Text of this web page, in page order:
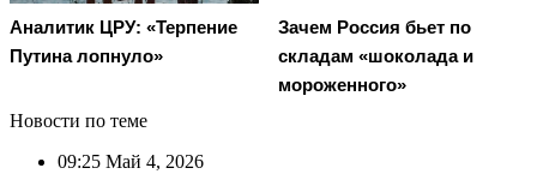
Аналитик ЦРУ: «Терпение
Путина лопнуло»
Зачем Россия бьет по
складам «шоколада и
мороженного»
Новости по теме
09:25 Май 4, 2026